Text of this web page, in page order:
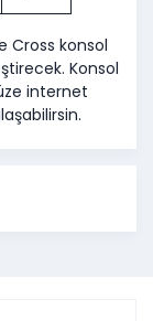
Cross konsol
Konsol
internet